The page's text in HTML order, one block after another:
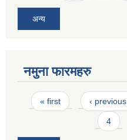
अन्य
नमुना फारमहरु
Pages
« first ‹ previous
4